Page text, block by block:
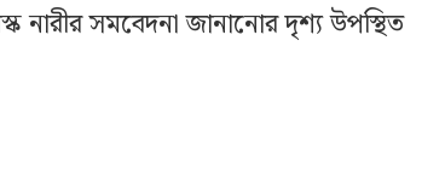
সমবেদনা জানানোর দৃশ্য উপস্থিত